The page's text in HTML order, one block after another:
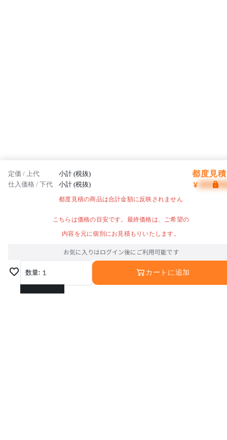
定価 / 上代 小計 (税抜) 都度見
仕入価格 / 下代 小計 (税抜) ¥
都度見積の商品は合計金額に反映されません
こちらは価格の目安です。最終価格は、ご希望の
内容を元に個別にお見積もりいたします。
お気に入りはログイン後にご利用可能です
数量: 1
1
カートに追加